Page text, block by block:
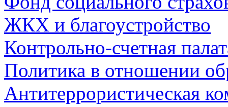
ЖКХ и благоустройство
Контрольно-счетная
Политика в отношении
Антитеррористическая